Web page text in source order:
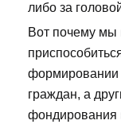
либо за
Вот почему мы
формировании
граждан, а
фондирования